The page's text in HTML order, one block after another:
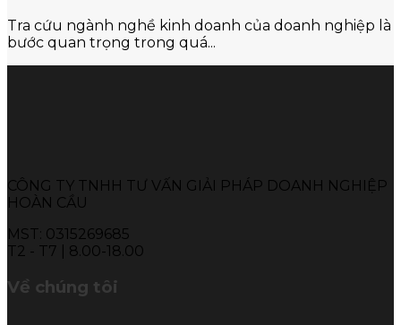
Tra cứu ngành nghề kinh doanh của doanh nghiệp là
bước quan trọng trong quá...
CÔNG TY TNHH TƯ VẤN GIẢI PHÁP DOANH NGHIỆP
HOÀN CẦU
MST: 0315269685
T2 - T7 | 8.00-18.00
Về chúng tôi